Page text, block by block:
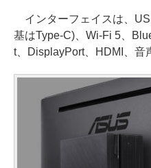
インターフェイスは、
基はType-C)、Wi-Fi 5、
t、DisplayPort、HDMI、音